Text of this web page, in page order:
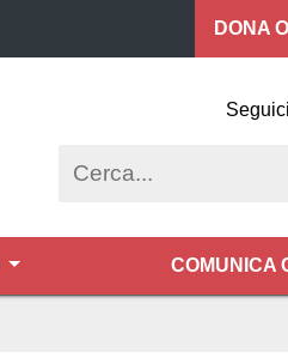
DONA
COMUNICA